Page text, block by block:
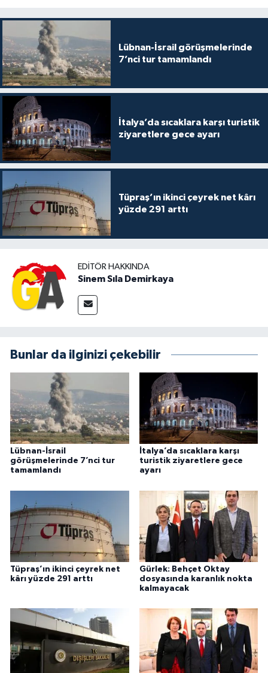
Lübnan-İsrail görüşmelerinde
7’nci tur tamamlandı
İtalya’da sıcaklara karşı turistik
ziyaretlere gece ayarı
Tüpraş’ın ikinci çeyrek net kârı
yüzde 291 arttı
EDITÖR HAKKINDA
Sinem Sıla Demirkaya
Bunlar da ilginizi çekebilir
Lübnan-İsrail
görüşmelerinde 7’nci tur
tamamlandı
İtalya’da sıcaklara karşı
turistik ziyaretlere gece
ayarı
Tüpraş’ın ikinci çeyrek net
kârı yüzde 291 arttı
Gürlek: Behçet Oktay
dosyasında karanlık nokta
kalmayacak